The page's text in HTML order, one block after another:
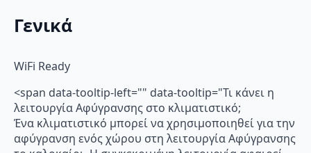
Γενικά
WiFi Ready
<span data-tooltip-left="" data-tooltip="Τι κάνει η
λειτουργία Αφύγρανσης στο κλιματιστικό;
Ένα κλιματιστικό μπορεί να χρησιμοποιηθεί για την
αφύγρανση ενός χώρου στη λειτουργία Αφύγρανσης